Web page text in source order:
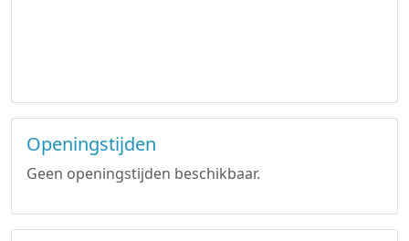
Openingstijden
Geen openingstijden beschikbaar.